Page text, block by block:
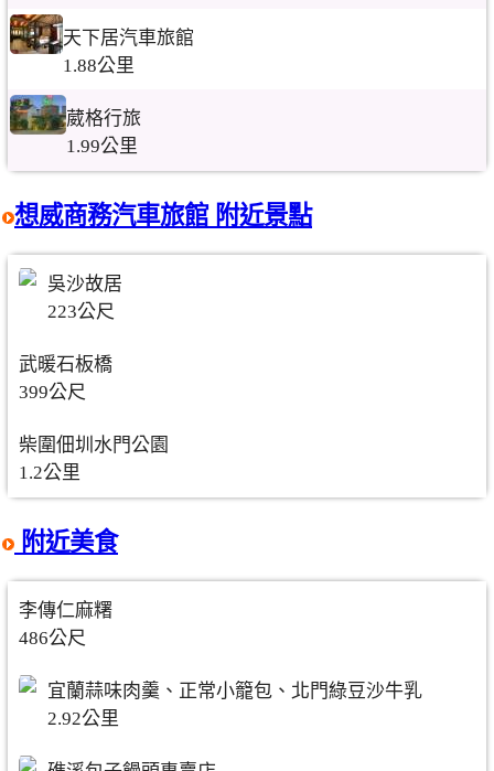
天下居汽車旅館
1.88公里
葳格行旅
1.99公里
想威商務汽車旅館 附近景點
吳沙故居
223公尺
武暖石板橋
399公尺
柴圍佃圳水門公園
1.2公里
附近美食
李傳仁麻糬
486公尺
宜蘭蒜味肉羹、正常小籠包、北門綠豆沙牛乳
2.92公里